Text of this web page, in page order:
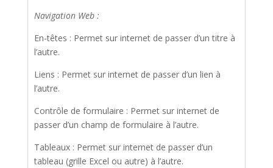
Navigation Web :
En-têtes : Permet sur internet de passer d’un titre à
l’autre.
Liens : Permet sur internet de passer d’un lien à
l’autre.
Contrôle de formulaire : Permet sur internet de
passer d’un champ de formulaire à l’autre.
Tableaux : Permet sur internet de passer d’un
tableau (grille Excel ou autre) à l’autre.